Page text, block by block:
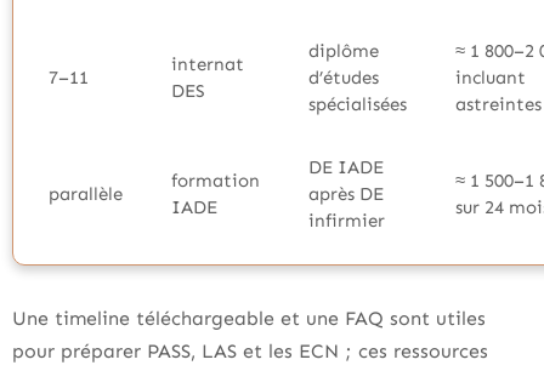
7–11
internat
DES
diplôme
d’études
spécialisées
≈ 1 800–2
incluant
astreintes
parallèle
formation
IADE
DE IADE
après DE
infirmier
≈ 1 500–1
sur 24
Une timeline téléchargeable et une FAQ sont utiles
pour préparer PASS, LAS et les ECN ; ces ressources